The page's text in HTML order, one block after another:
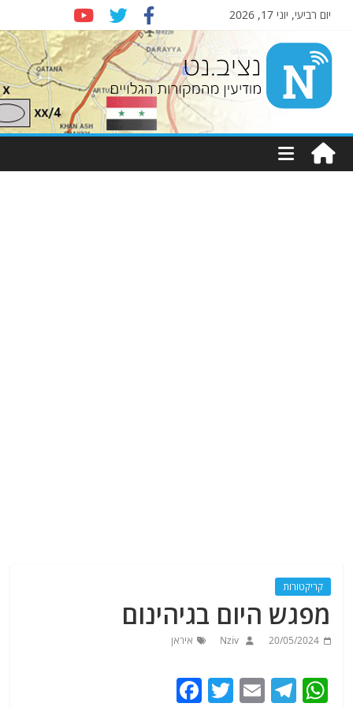
יום רביעי, יוני 17, 2026
Nziv.net
מודיעין
מהמקורות
קריקטורות
מפגש היום בגיהינום
20/05/2024
Nziv איראן
W
T
E
T